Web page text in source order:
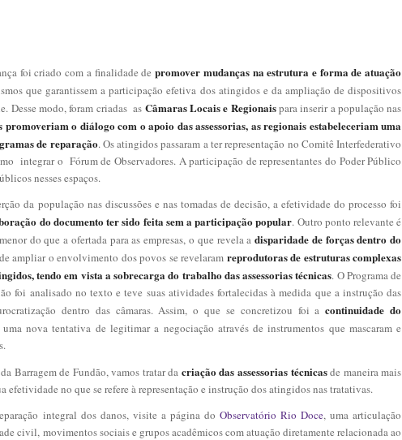
foi criado com a finalidade depromover mudanças na estrutura e forma de atuação
que garantissem a participação efetiva dos atingidos e da ampliação de dispositivos
Desse modo, foram criadas as Câmaras Locais e Regionaispara inserir a população nas
promoveriam o diálogo com o apoio das assessorias, as regionais estabeleceriam uma
de reparação. Os atingidos passaram a ter representação no Comitê Interfederativo
integrar o Fórum de Observadores. A participação de representantes do Poder Público
nesses espaços.
da população nas discussões e nas tomadas de decisão, a efetividade do processo foi
do documento ter sido feita sem a participação popular. Outro ponto relevante é
do que a ofertada para as empresas, o que revela adisparidade de forças dentro do
ampliar o envolvimento dos povos se revelaram reprodutoras de estruturas complexas
tendo em vista a sobrecarga do trabalho das assessorias técnicas. O Programa de
foi analisado no texto e teve suas atividades fortalecidas à medida que a instrução das
dentro das câmaras. Assim, o que se concretizou foi a continuidade do
nova tentativa de legitimar a negociação através de instrumentos que mascaram e
Barragem de Fundão, vamos tratar da criação das assessorias técnicasde maneira mais
no que se refere à representação e instrução dos atingidos nas tratativas.
integral dos danos, visite a página do Observatório Rio Doce, umaarticulação
civil, movimentos sociais e grupos acadêmicos com atuação diretamente relacionada ao